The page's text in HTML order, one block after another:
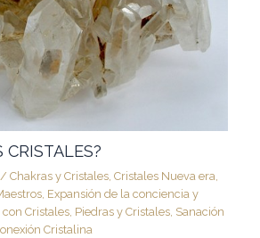
CRISTALES?
/Chakras y Cristales,Cristales Nueva era,
, Expansión de la conciencia y
Cristales, Piedras y Cristales, Sanación
Cristalina